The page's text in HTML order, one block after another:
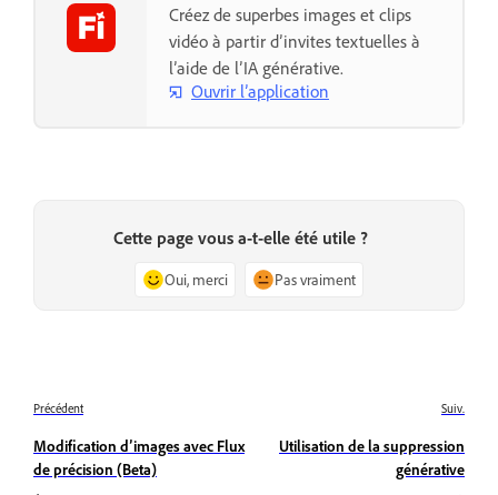
Créez de superbes images et clips
vidéo à partir d’invites textuelles à
l’aide de l’IA générative.
Ouvrir l’application
Cette page vous a-t-elle été utile ?
Oui, merci Pas vraiment
Précédent
Modification d’images avec Flux
de précision (Beta)
Suiv.
Utilisation de la suppression
générative